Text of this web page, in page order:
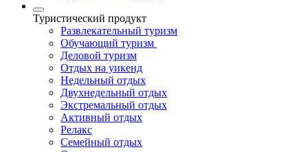
Туристический продукт
Развлекательный туризм
Обучающий туризм
Деловой туризм
Отдых на уикенд
Недельный отдых
Двухнедельный отдых
Экстремальный отдых
Активный отдых
Релакс
Семейный отдых